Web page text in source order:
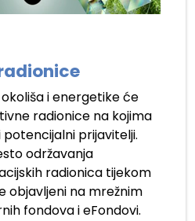
i energetike će
radionice na kojima
prijavitelji.
održavanja
radionica tijekom
objavljeni na mrežnim
fondova i eFondovi.